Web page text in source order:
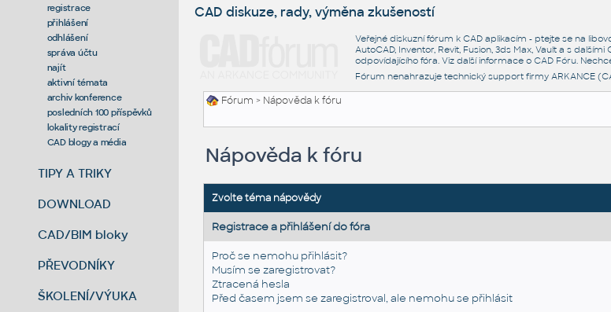
registrace
přihlášení
odhlášení
správa účtu
najít
aktivní témata
archiv konference
posledních 100 příspěvků
lokality registrací
CAD blogy a média
TIPY A TRIKY
DOWNLOAD
CAD/BIM bloky
PŘEVODNÍKY
ŠKOLENÍ/VÝUKA
CAD diskuze, rady, výměna zkušeností
Veřejné diskuzní fórum k CAD aplikacím - ptejte se na
AutoCAD, Inventor, Revit, Fusion, 3ds Max, Vault a s
odpovídajícího fóra. Viz další informace o CAD Fóru.
Fórum nenahrazuje technický support firmy ARKANCE
Fórum > Nápověda k fóru
Nápověda k fóru
Zvolte téma nápovědy
Registrace a přihlášení do fóra
Proč se nemohu přihlásit?
Musím se zaregistrovat?
Ztracená hesla
Před časem jsem se zaregistroval, ale nemohu se přihlásit